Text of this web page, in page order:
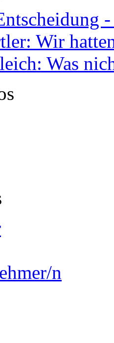
Wir
Was
n